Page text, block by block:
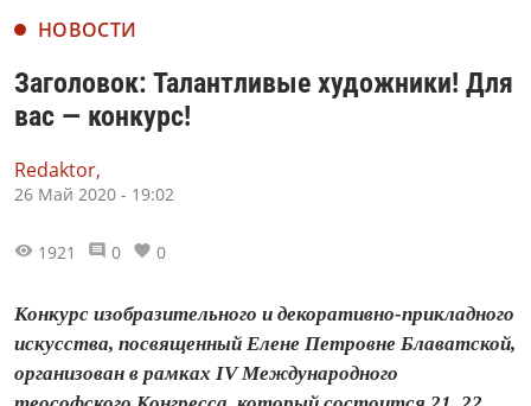
НОВОСТИ
Заголовок: Талантливые художники! Для
вас — конкурс!
Redaktor,
26 Май 2020 - 19:02
1921 0 0
Конкурс изобразительного и декоративно-прикладного
искусства, посвященный Елене Петровне Блаватской,
организован в рамках IV Международного